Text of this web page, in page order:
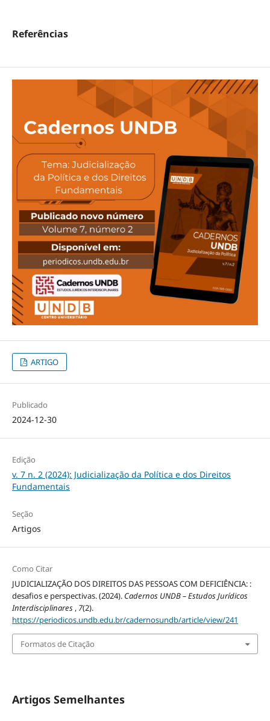
Referências
ARTIGO
Publicado
2024-12-30
Edição
v. 7 n. 2 (2024): Judicialização da Política e dos Direitos
Fundamentais
Seção
Artigos
Como Citar
JUDICIALIZAÇÃO DOS DIREITOS DAS PESSOAS COM DEFICIÊNCIA: :
desafios e perspectivas. (2024). Cadernos UNDB – Estudos Jurídicos
Interdisciplinares , 7(2).
https://periodicos.undb.edu.br/cadernosundb/article/view/241
Formatos de Citação
Artigos Semelhantes